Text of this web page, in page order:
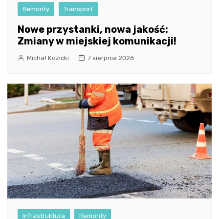
Remonty Transport
Nowe przystanki, nowa jakość:
Zmiany w miejskiej komunikacji!
Michał Kozicki 7 sierpnia 2026
Infrastruktura Remonty